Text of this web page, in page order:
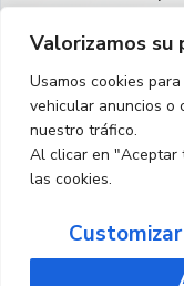
Valorizamos su
Usamos cookies
vehicular anuncios o
nuestro tráfico.
Al clicar en "Aceptar
las cookies.
Customizar
©
Español